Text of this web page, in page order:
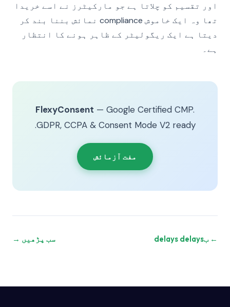
اور تقسیم کو چلاتا ہے جو مارکیٹرز نے اسے خریدا
تھا وہ ایک خاموش compliance نمائش بننا بند کر
دیتا ہے ایک ریگولیٹر کے ظاہر ہونے کا انتظار
ہے۔
FlexyConsent — Google Certified CMP.
GDPR, CCPA & Consent Mode V2 ready.
مفت آزمائش
← بdelays delays سب پڑھیں →